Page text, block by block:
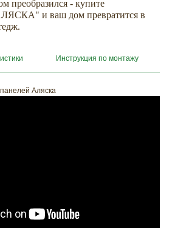
преобразился - купите
и ваш дом превратится в
Инструкция по монтажу
Аляска